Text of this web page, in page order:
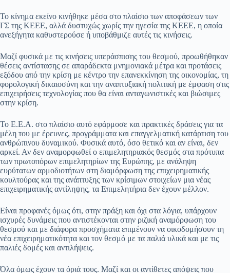
Το κίνημα εκείνο κινήθηκε μέσα στο πλαίσιο των αποφάσεων των
ΓΣ της ΚΕΕΕ, αλλά δυστυχώς χωρίς την ηγεσία της ΚΕΕΕ, η οποία
ανεξήγητα καθυστερούσε ή υποβάθμιζε αυτές τις κινήσεις.
Μαζί φυσικά με τις κινήσεις υπεράσπισης του θεσμού, προωθήθηκαν
θέσεις αντίστασης σε απαράδεκτα μνημονιακά μέτρα και προτάσεις
εξόδου από την κρίση με κέντρο την επανεκκίνηση της οικονομίας, τη
φορολογική δικαιοσύνη και την αναπτυξιακή πολιτική με έμφαση στις
επιχειρήσεις τεχνολογίας που θα είναι ανταγωνιστικές και βιώσιμες
στην κρίση.
Το Ε.Ε.Α. στο πλαίσιο αυτό εφάρμοσε και πρακτικές δράσεις για τα
μέλη του με έρευνες, προγράμματα και επαγγελματική κατάρτιση του
ανθρώπινου δυναμικού. Φυσικά αυτό, όσο θετικό και αν είναι, δεν
αρκεί. Αν δεν αναμορφωθεί ο επιμελητηριακός θεσμός στα πρότυπα
των πρωτοπόρων επιμελητηρίων της Ευρώπης, με ανάληψη
ευρύτατων αρμοδιοτήτων στη διαμόρφωση της επιχειρηματικής
κουλτούρας και της ανάπτυξης των κρίσιμων στοιχείων μια νέας
επιχειρηματικής αντίληψης, τα Επιμελητήρια δεν έχουν μέλλον.
Είναι προφανές όμως ότι, στην πράξη και όχι στα λόγια, υπάρχουν
ισχυρές δυνάμεις που αντιστέκονται στην ριζική αναμόρφωση του
θεσμού και με διάφορα προσχήματα επιμένουν να οικοδομήσουν τη
νέα επιχειρηματικότητα και τον θεσμό με τα παλιά υλικά και με τις
παλιές δομές και αντιλήψεις.
Όλα όμως έχουν τα όριά τους. Μαζί και οι αντίθετες απόψεις που